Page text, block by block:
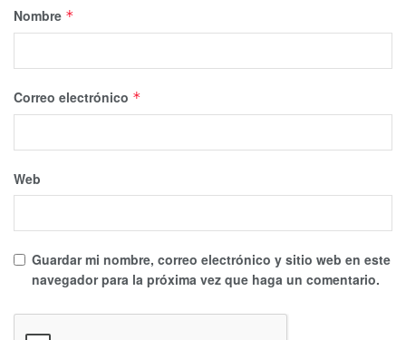
Nombre *
Correo electrónico *
Web
Guardar mi nombre, correo electrónico y sitio web en este
navegador para la próxima vez que haga un comentario.